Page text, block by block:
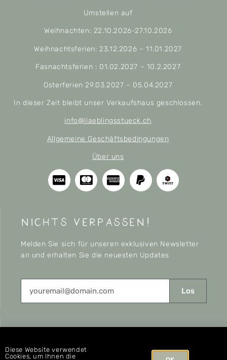
Umstellen auf
Weihnachten: 22.10.2026-27.10.2026
Weihnachtsferien: 23.12.2026 – 11.01.2027
Fasnachtsferien : 01.02.2027 – 10.2.2027
Osterferien 29.03.2027 – 05.04.2027
In dieser Zeit bleibt unser Verkaufshaus geschlossen.
info@liaeblingsstueck.ch
Allgemeine Geschäftsbedingungen
Über uns
nichts verpassen!
Melden Sie sich für unseren exklusiven Newsletter
an und erhalten Sie die neuesten Updates
Los
CONNECT
Diese Website verwendet
Cookies, um Ihnen die